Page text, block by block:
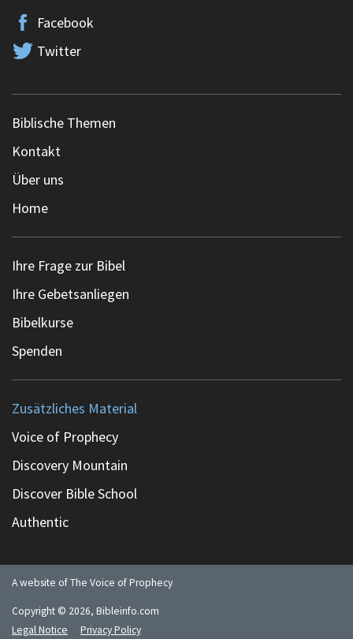
Facebook
Twitter
Biblische Themen
Kontakt
Über uns
Home
Ihre Frage zur Bibel
Ihre Gebetsanliegen
Bibelkurse
Spenden
Zusätzliches Material
Voice of Prophecy
Discovery Mountain
Discover Bible School
Authentic
A website of The Voice of Prophecy
Copyright © 2026, Bibleinfo.com
Legal Notice
Privacy Policy